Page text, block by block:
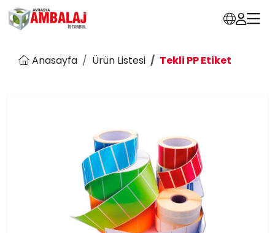
Anasayfa Ürün Listesi Tekli PP Etiket